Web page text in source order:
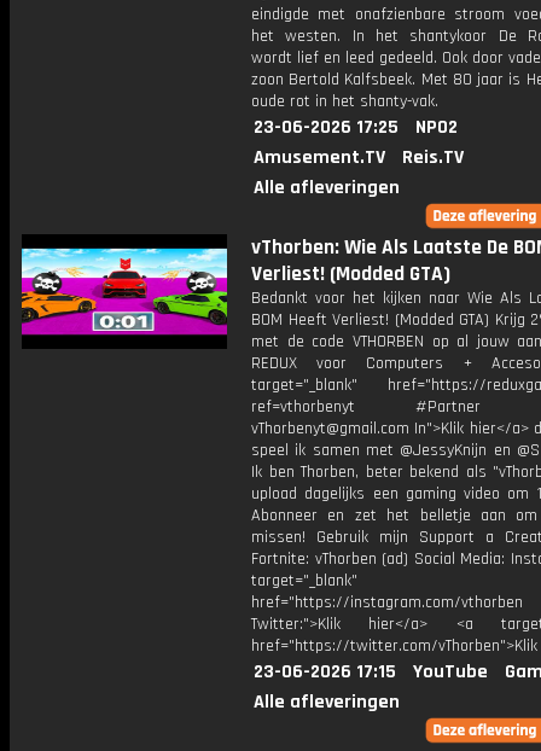
eindigde met onafzienbare stroom
het westen. In het shantykoor De
wordt lief en leed gedeeld. Ook door
zoon Bertold Kalfsbeek. Met 80 jaar is
oude rot in het shanty-vak.
23-06-2026 17:25
NPO2
Amusement.TV
Reis.TV
Alle afleveringen
vThorben: Wie Als Laatste De
Verliest! (Modded GTA)
Bedankt voor het kijken naar Wie Als
BOM Heeft Verliest! (Modded GTA) Krijg
met de code VTHORBEN op al jouw
REDUX voor Computers +
target="_blank" href="https://
ref=vthorbenyt #Partner
vThorbenyt@gmail.com In">Klik hier</a>
speel ik samen met @JessyKnijn en
Ik ben Thorben, beter bekend als
upload dagelijks een gaming video om
Abonneer en zet het belletje aan
missen! Gebruik mijn Support a
Fortnite: vThorben (ad) Social Media:
target="_blank"
href="https://instagram.com/vthorben
Twitter:">Klik hier</a> <a
href="https://twitter.com/
23-06-2026 17:15 YouTube
Alle afleveringen